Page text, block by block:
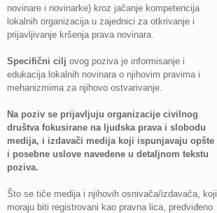
novinare i novinarke) kroz jačanje kompetencija
lokalnih organizacija u zajednici za otkrivanje i
prijavljivanje kršenja prava novinara.
Specifični cilj ovog poziva je informisanje i
edukacija lokalnih novinara o njihovim pravima i
mehanizmima za njihovo ostvarivanje.
Na poziv se prijavljuju organizacije civilnog
društva fokusirane na ljudska prava i slobodu
medija, i izdavači medija koji ispunjavaju opšte
i posebne uslove navedene u detaljnom tekstu
poziva.
Što se tiče medija i njihovih osnivača/izdavača, koji
moraju biti registrovani kao pravna lica, predviđeno